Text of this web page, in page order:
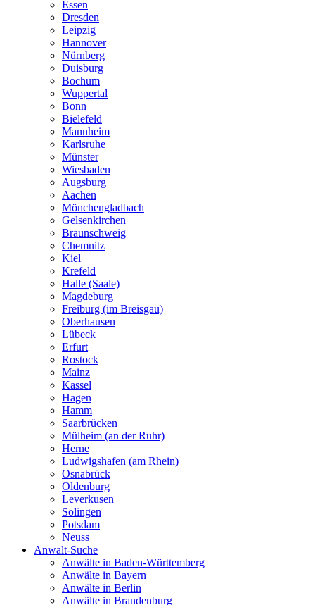
Essen
Dresden
Leipzig
Hannover
Nürnberg
Duisburg
Bochum
Wuppertal
Bonn
Bielefeld
Mannheim
Karlsruhe
Münster
Wiesbaden
Augsburg
Aachen
Mönchengladbach
Gelsenkirchen
Braunschweig
Chemnitz
Kiel
Krefeld
Halle (Saale)
Magdeburg
Freiburg (im Breisgau)
Oberhausen
Lübeck
Erfurt
Rostock
Mainz
Kassel
Hagen
Hamm
Saarbrücken
Mülheim (an der Ruhr)
Herne
Ludwigshafen (am Rhein)
Osnabrück
Oldenburg
Leverkusen
Solingen
Potsdam
Neuss
Anwalt-Suche
Anwälte in Baden-Württemberg
Anwälte in Bayern
Anwälte in Berlin
Anwälte in Brandenburg